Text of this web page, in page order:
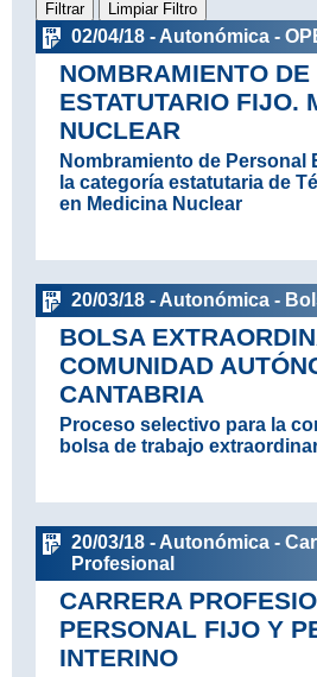
02/04/18 - Autonómica -
NOMBRAMIENTO
ESTATUTARIO FIJO.
NUCLEAR
Nombramiento de Personal
la categoría estatutaria de
en Medicina Nuclear
20/03/18 - Autonómica -
BOLSA
COMUNIDAD
CANTABRIA
Proceso selectivo para la
bolsa de trabajo
20/03/18 - Autonómica -
Profesional
CARRERA
PERSONAL FIJO Y
INTERINO